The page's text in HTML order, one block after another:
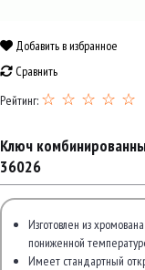
Добавить в избранное
Сравнить
Рейтинг: ☆ ☆ ☆ ☆ ☆
Ключ
36026
Изготовлен из
пониженной
Имеет стандартный